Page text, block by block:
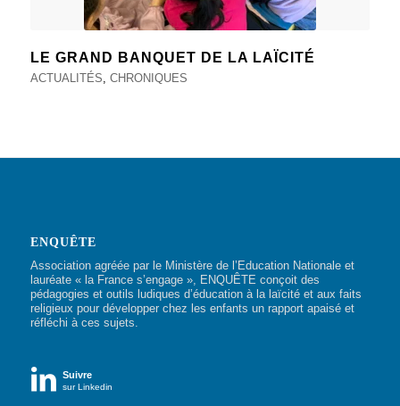
LE GRAND BANQUET DE LA LAÏCITÉ
ACTUALITÉS CHRONIQUES
ENQUÊTE
Association agréée par le Ministère de l’Education Nationale et
lauréate « la France s’engage », ENQUÊTE conçoit des
pédagogies et outils ludiques d’éducation à la laïcité et aux faits
religieux pour développer chez les enfants un rapport apaisé et
réfléchi à ces sujets.
 Suivre
sur Linkedin